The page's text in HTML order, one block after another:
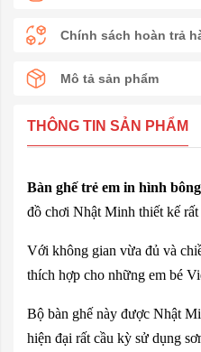
Chính sách hoàn trả
Mô tả sản phẩm
THÔNG TIN SẢN PHẨM
Bàn ghế trẻ em in hình
đồ chơi Nhật Minh thiết kế rất
Với không gian vừa đủ và
thích hợp cho những em bé
Bộ bàn ghế này được Nhật
hiện đại rất cầu kỳ sử dụng